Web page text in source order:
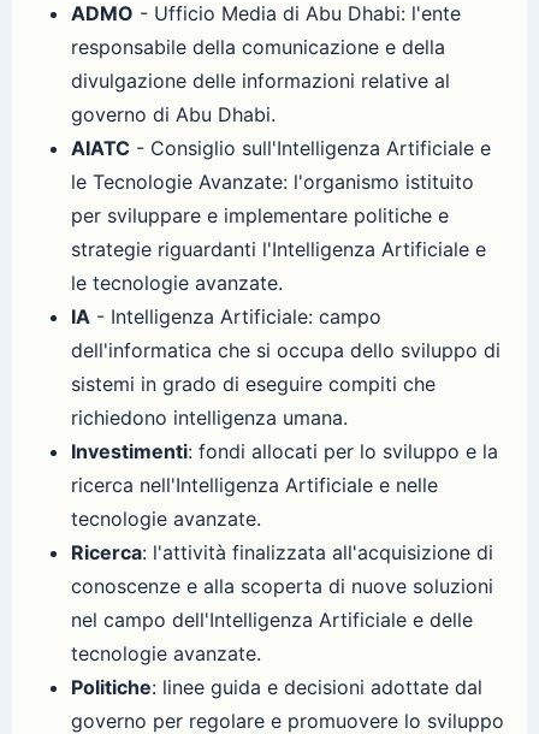
ADMO - Ufficio Media di Abu Dhabi: l'ente
responsabile della comunicazione e della
divulgazione delle informazioni relative al
governo di Abu Dhabi.
AIATC - Consiglio sull'Intelligenza Artificiale e
le Tecnologie Avanzate: l'organismo istituito
per sviluppare e implementare politiche e
strategie riguardanti l'Intelligenza Artificiale e
le tecnologie avanzate.
IA - Intelligenza Artificiale: campo
dell'informatica che si occupa dello sviluppo di
sistemi in grado di eseguire compiti che
richiedono intelligenza umana.
Investimenti: fondi allocati per lo sviluppo e la
ricerca nell'Intelligenza Artificiale e nelle
tecnologie avanzate.
Ricerca: l'attività finalizzata all'acquisizione di
conoscenze e alla scoperta di nuove soluzioni
nel campo dell'Intelligenza Artificiale e delle
tecnologie avanzate.
Politiche: linee guida e decisioni adottate dal
governo per regolare e promuovere lo sviluppo